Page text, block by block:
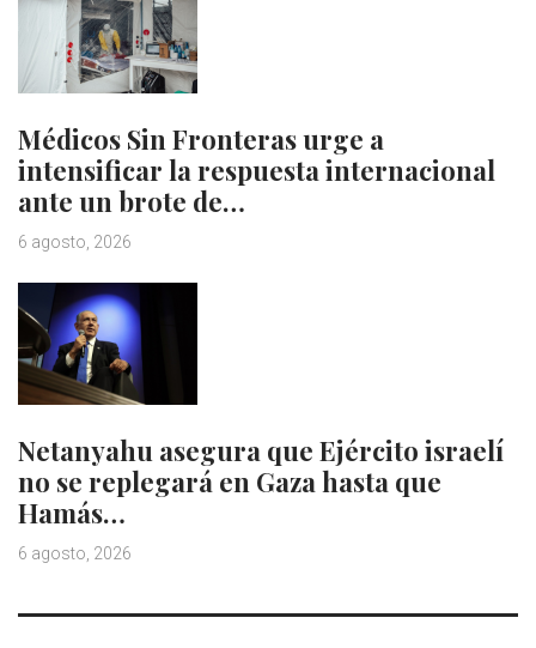
Médicos Sin Fronteras urge a
intensificar la respuesta internacional
ante un brote de…
6 agosto, 2026
Netanyahu asegura que Ejército israelí
no se replegará en Gaza hasta que
Hamás…
6 agosto, 2026